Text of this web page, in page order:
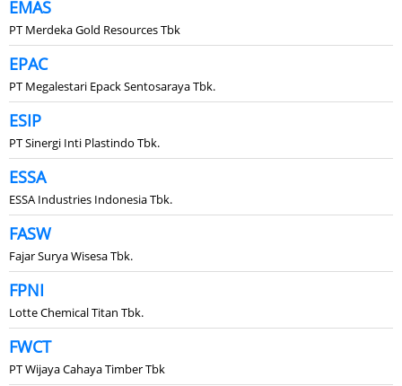
EMAS
PT Merdeka Gold Resources Tbk
EPAC
PT Megalestari Epack Sentosaraya Tbk.
ESIP
PT Sinergi Inti Plastindo Tbk.
ESSA
ESSA Industries Indonesia Tbk.
FASW
Fajar Surya Wisesa Tbk.
FPNI
Lotte Chemical Titan Tbk.
FWCT
PT Wijaya Cahaya Timber Tbk